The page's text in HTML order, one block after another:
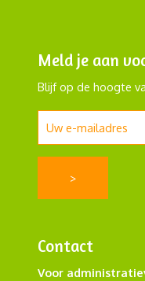
Meld je aan
Blijf op de hoogte
Contact
Voor